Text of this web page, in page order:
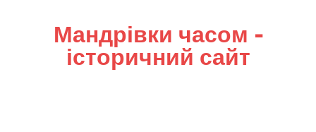
Мандрівки часом –
історичний сайт